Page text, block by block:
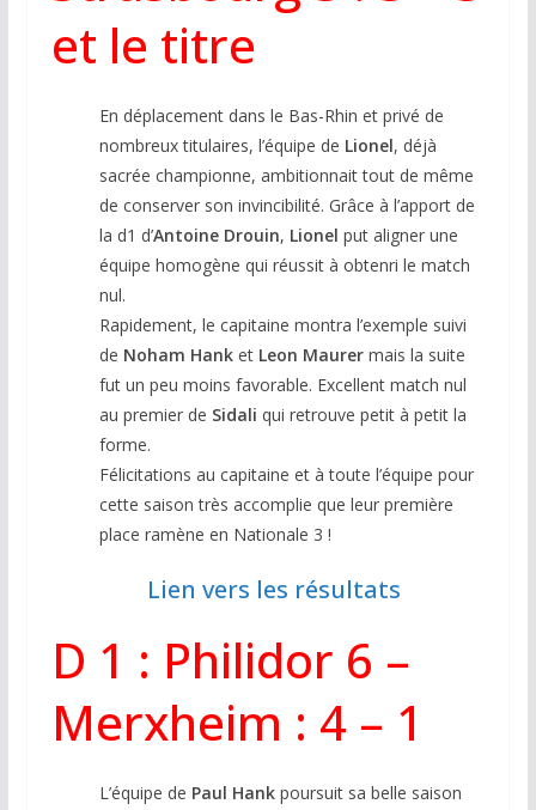
et le titre
En déplacement dans le Bas-Rhin et privé de
nombreux titulaires, l’équipe de Lionel, déjà
sacrée championne, ambitionnait tout de même
de conserver son invincibilité. Grâce à l’apport de
la d1 d’Antoine Drouin, Lionel put aligner une
équipe homogène qui réussit à obtenri le match
nul.
Rapidement, le capitaine montra l’exemple suivi
de Noham Hank etLeon Maurermais la suite
fut un peu moins favorable. Excellent match nul
au premier de Sidali qui retrouve petit à petit la
forme.
Félicitations au capitaine et à toute l’équipe pour
cette saison très accomplie que leur première
place ramène en Nationale 3 !
Lien vers les résultats
D 1 : Philidor 6 –
Merxheim : 4 – 1
L’équipe de Paul Hankpoursuit sa belle saison